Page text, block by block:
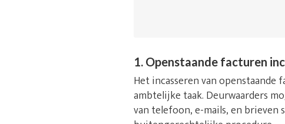
1. Openstaande facturen
Het incasseren van
ambtelijke taak. Deurwaarders
van telefoon, e-mails, en brieven